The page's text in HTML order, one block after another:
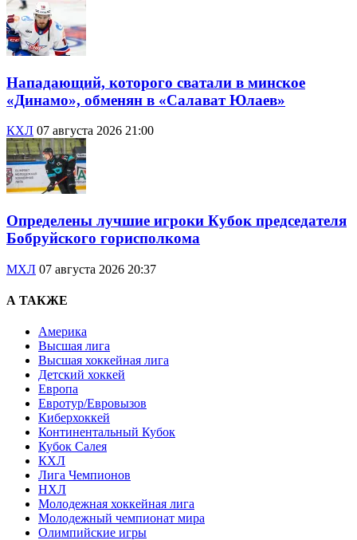
Нападающий, которого сватали в минское
«Динамо», обменян в «Салават Юлаев»
КХЛ 07 августа 2026 21:00
Определены лучшие игроки Кубок председателя
Бобруйского горисполкома
МХЛ 07 августа 2026 20:37
А ТАКЖЕ
Америка
Высшая лига
Высшая хоккейная лига
Детский хоккей
Европа
Евротур/Евровызов
Киберхоккей
Континентальный Кубок
Кубок Салея
КХЛ
Лига Чемпионов
НХЛ
Молодежная хоккейная лига
Молодежный чемпионат мира
Олимпийские игры